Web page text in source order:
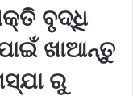
ବୃଦ୍ଧି
ଖାଆନ୍ତୁ
ରୁ